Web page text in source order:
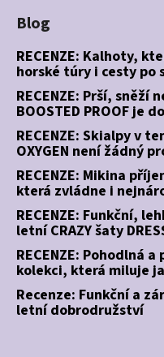
Blog
RECENZE: Kalhoty,
horské túry i cesty po
RECENZE: Prší, sněží
BOOSTED PROOF je
RECENZE: Skialpy v
OXYGEN není žádný
RECENZE: Mikina
která zvládne i
RECENZE: Funkční,
letní CRAZY šaty
RECENZE: Pohodlná
kolekci, která miluje
Recenze: Funkční a
letní dobrodružství